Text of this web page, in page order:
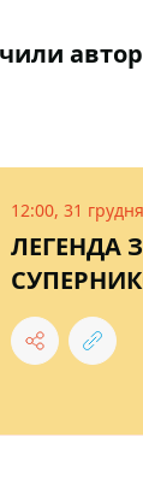
12:00, 31
ЛЕГЕНДА